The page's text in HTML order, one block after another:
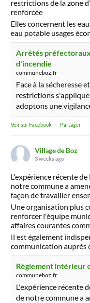
restrictions de la zone
renforcée
Elles concernent les
eau potable usages
Arrêtés
d'incendie
communeboz.fr
Face à la sécheresse
restrictions
adoptons une
Voir sur Facebook · Partager
Village de Boz
3 weeks ago
L'expérience récente
notre commune a
façon de travailler
Une organisation plus
renforcer l'équipe
affaires courantes
Il est également
communication auprès
Règlement intérieur
communeboz.fr
L'expérience récente
de notre commune a